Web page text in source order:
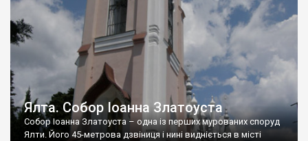
Ялта. Собор Іоанна Златоуста
Собор Іоанна Златоуста – одна із перших мурованих споруд
Ялти. Його 45-метрова дзвіниця і нині видніється в місті